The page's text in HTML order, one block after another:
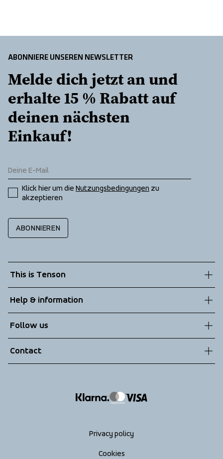
ABONNIERE UNSEREN NEWSLETTER
Melde dich jetzt an und
erhalte 15 % Rabatt auf
deinen nächsten
Einkauf!
Klick hier um die Nutzungsbedingungen zu
akzeptieren
ABONNIEREN
This is Tenson
Sustainability
Technologies
Help & information
Terms & Conditions
Returns
Follow us
Contact
Privacy policy
Cookies